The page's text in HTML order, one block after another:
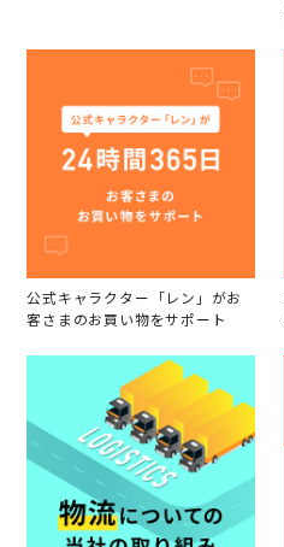
公式キャラクター「レン」がお
客さまのお買い物をサポート